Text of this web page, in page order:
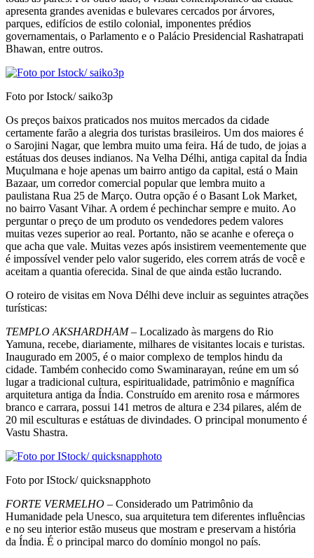
apresenta grandes avenidas e bulevares cercados por árvores,
parques, edifícios de estilo colonial, imponentes prédios
governamentais, o Parlamento e o Palácio Presidencial Rashatrapati
Bhawan, entre outros.
Foto por Istock/ saiko3p
Os preços baixos praticados nos muitos merca­dos da cidade
certamente farão a alegria dos turis­tas brasileiros. Um dos maiores é
o Sarojini Nagar, que lembra muito uma feira. Há de tudo, de joias a
estátuas dos deuses indianos. Na Velha Délhi, antiga capital da Índia
Muçulmana e hoje apenas um bairro antigo da capital, está o Main
Bazaar, um corredor comercial popular que lembra muito a
paulistana Rua 25 de Março. Outra opção é o Basant Lok Market,
no bairro Vasant Vihar. A or­dem é pechinchar sempre e muito. Ao
perguntar o preço de um produto os vendedores pedem valo­res
muitas vezes superior ao real. Portanto, não se acanhe e ofereça o
que acha que vale. Muitas ve­zes após insistirem veementemente que
é impossí­vel vender pelo valor sugerido, eles correm atrás de você e
aceitam a quantia oferecida. Sinal de que ainda estão lucrando.
O roteiro de visitas em Nova Délhi deve incluir as seguintes atrações
turísticas:
TEMPLO AKSHARDHAM– Localizado às margens do Rio
Yamuna, recebe, diariamente, mi­lhares de visitantes locais e turistas.
Inaugurado em 2005, é o maior complexo de templos hindu da
cidade. Também conhecido como Swaminarayan, reúne em um só
lugar a tradicional cultura, espiri­tualidade, patrimônio e magnífica
arquitetura anti­ga da Índia. Construído em arenito rosa e mármores
branco e carrara, possui 141 metros de altura e 234 pilares, além de
20 mil esculturas e estátuas de di­vindades. O principal monumento é
Vastu Shastra.
Foto por IStock/ quicksnapphoto
FORTE VERMELHO – Considerado um Patri­mônio da
Humanidade pela Unesco, sua arquitetu­ra tem diferentes influências
e no seu interior estão museus que mostram e preservam a história
da Ín­dia. É o principal marco do domínio mongol no país.